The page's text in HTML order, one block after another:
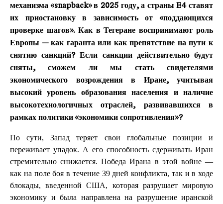
механизма «snapback» в 2025 году, а страны E4 ставят
их приостановку в зависимость от «поддающихся
проверке шагов». Как в Тегеране воспринимают роль
Европы — как гаранта или как препятствие на пути к
снятию санкций? Если санкции действительно будут
сняты, сможем ли мы стать свидетелями
экономического возрождения в Иране, учитывая
высокий уровень образования населения и наличие
высокотехнологичных отраслей, развивавшихся в
рамках политики «экономики сопротивления»?
По сути, Запад теряет свои глобальные позиции и
переживает упадок. А его способность сдерживать Иран
стремительно снижается. Победа Ирана в этой войне —
как на поле боя в течение 39 дней конфликта, так и в ходе
блокады, введенной США, которая разрушает мировую
экономику и была направлена на разрушение иранской